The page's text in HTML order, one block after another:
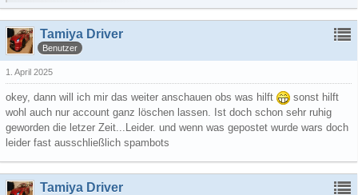
Tamiya Driver
Benutzer
1. April 2025
okey, dann will ich mir das weiter anschauen obs was hilft
sonst hilft
wohl auch nur account ganz löschen lassen. Ist doch schon sehr ruhig
geworden die letzer Zeit...Leider. und wenn was gepostet wurde wars doch
leider fast ausschließlich spambots
Tamiya Driver